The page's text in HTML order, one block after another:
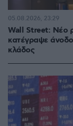
Wall Street: Νέο
κατέγραψε
κλάδος
05.08.2026, 23:29